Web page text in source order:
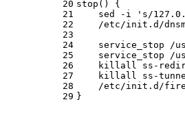
20
21
22
23
24
25
26
27
28
29
stop() {
sed -i 's/
/etc/init.d/
service_stop /
service_stop /
killall ss-
killall ss-
/etc/init.d/
}